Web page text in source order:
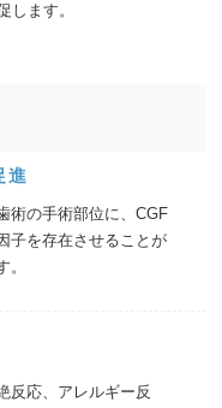
します。
進
術の手術部位に、CGF
子を存在させることが
。
反応、アレルギー反